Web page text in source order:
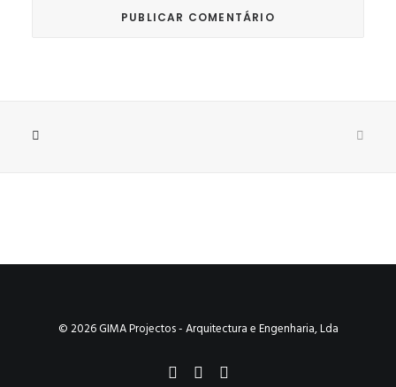
© 2026 GIMA Projectos - Arquitectura e Engenharia, Lda